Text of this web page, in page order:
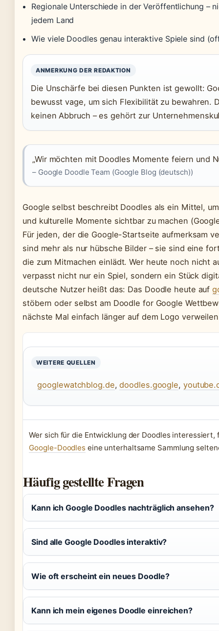
Regionale Unterschiede in der Veröffentlichung –
jedem Land
Wie viele Doodles genau interaktive Spiele sind
ANMERKUNG DER REDAKTION
Die Unschärfe bei diesen Punkten ist gewollt:
bewusst vage, um sich Flexibilität zu bewahren.
keinen Abbruch – es gehört zur
„Wir möchten mit Doodles Momente feiern und
– Google Doodle Team (Google Blog (deutsch))
Google selbst beschreibt Doodles als ein Mittel,
und kulturelle Momente sichtbar zu machen
Für jeden, der die Google-Startseite aufmerksam
sind mehr als nur hübsche Bilder – sie sind eine
die zum Mitmachen einlädt. Wer heute noch nicht
verpasst nicht nur ein Spiel, sondern ein Stück
deutsche Nutzer heißt das: Das Doodle heute auf
stöbern oder selbst am Doodle for Google
nächste Mal einfach länger auf dem Logo
WEITERE QUELLEN
googlewatchblog.de,doodles.google,
Wer sich für die Entwicklung der Doodles
Google-Doodles eine unterhaltsame Sammlung
Häufig gestellte Fragen
Kann ich Google Doodles nachträglich ansehen?
Sind alle Google Doodles interaktiv?
Wie oft erscheint ein neues Doodle?
Kann ich mein eigenes Doodle einreichen?